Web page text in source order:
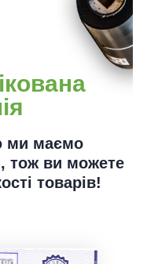
ми маємо
тож ви можете
товарів!